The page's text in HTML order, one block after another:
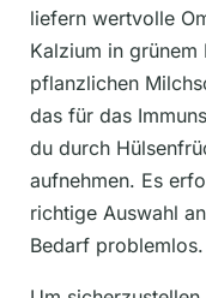
liefern wertvolle
Kalzium in grünem
pflanzlichen
das für das
du durch
aufnehmen. Es
richtige Auswahl
Bedarf problemlos.